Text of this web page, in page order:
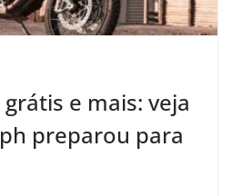
grátis e mais: veja
preparou para